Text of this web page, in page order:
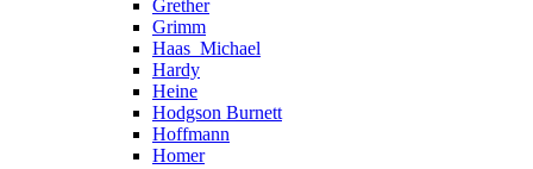
Grether
Grimm
Haas_Michael
Hardy
Heine
Hodgson Burnett
Hoffmann
Homer